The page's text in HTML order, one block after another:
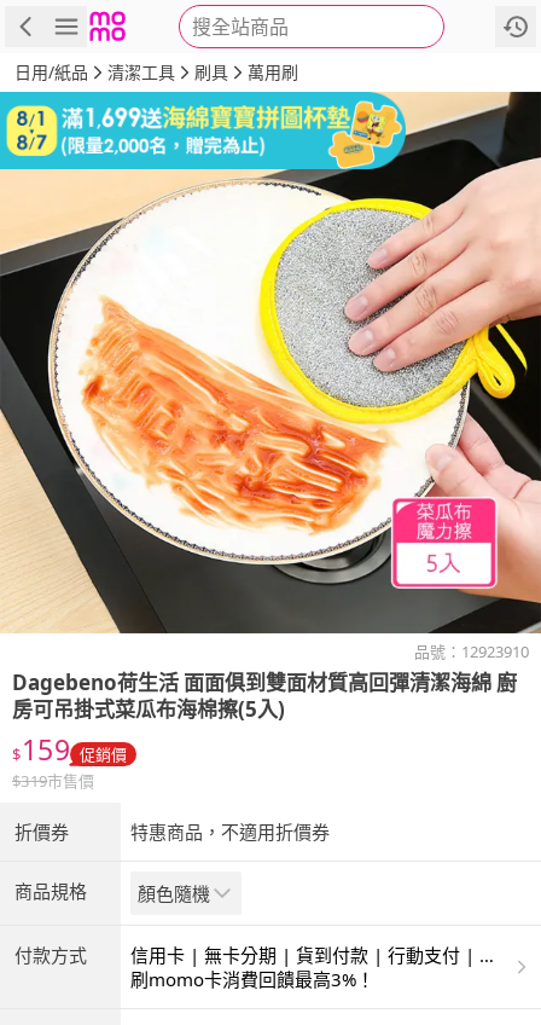
搜全站商品
商品 評價 詳情
日用/紙品 清潔工具 刷具 萬用刷
品號： 12923910
Dagebeno荷生活 面面俱到雙面材質高回彈清潔海綿 廚
房可吊掛式菜瓜布海棉擦(5入)
$159 促銷價
$319市售價
折價券 特惠商品，不適用折價券
商品規格 顏色隨機
付款方式
信用卡 | 無卡分期 | 貨到付款 | 行動支付 | 超
商付款 | ATM | 銀聯卡
刷momo卡消費回饋最高3%！